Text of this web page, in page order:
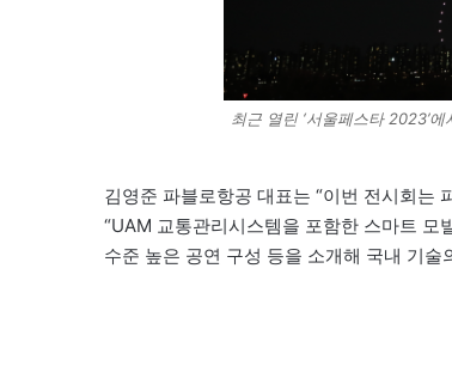
최근 열린 ‘서울페스타 2023’
김영준 파블로항공 대표는 “이번 전시회는
“UAM 교통관리시스템을 포함한 스마트
수준 높은 공연 구성 등을 소개해 국내 기